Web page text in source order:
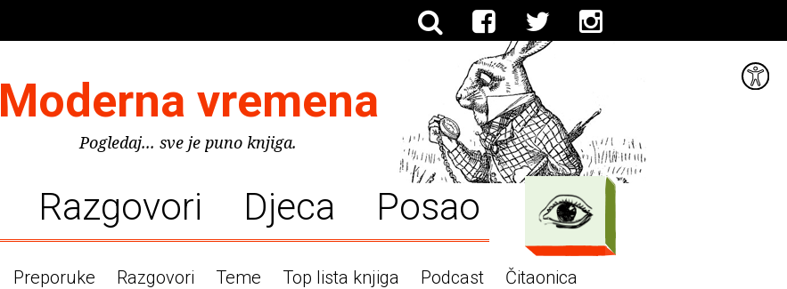
Moderna vremena
Pogledaj... sve je puno knjiga.
Razgovori Djeca Posao
Preporuke Razgovori Teme Top lista knjiga Podcast Čitaonica